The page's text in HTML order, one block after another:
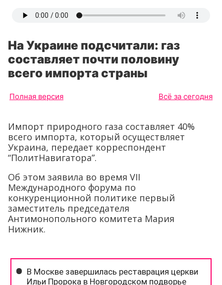
На Украине подсчитали: газ
составляет почти половину
всего импорта страны
Полная версия Всё за сегодня
Импорт природного газа составляет 40%
всего импорта, который осуществляет
Украина, передает корреспондент
“ПолитНавигатора”.
Об этом заявила во время VII
Международного форума по
конкуренционной политике первый
заместитель председателя
Антимонопольного комитета Мария
Нижник.